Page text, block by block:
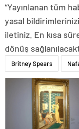
“Yayınlanan tüm
yasal
iletiniz. En kısa
dönüş
Britney Spears